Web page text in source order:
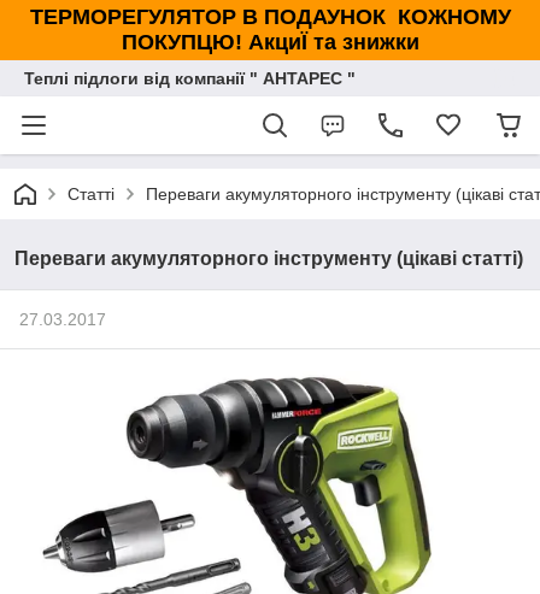
ТЕРМОРЕГУЛЯТОР В ПОДАУНОК КОЖНОМУ
ПОКУПЦЮ! АкциЇ та знижки
Теплі підлоги від компанії " АНТАРЕС "
Статті Переваги акумуляторного інструменту (цікаві
Переваги акумуляторного інструменту (цікаві статті)
27.03.2017